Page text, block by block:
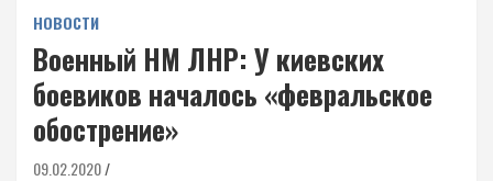
НОВОСТИ
Военный НМ ЛНР: У киевских
боевиков началось «февральское
обострение»
09.02.2020